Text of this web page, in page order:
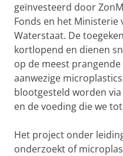
geïnvesteerd door
Fonds en het
Waterstaat. De
kortlopend en dienen
op de meest
aanwezige
blootgesteld worden
en de voeding die we
Het project onder
onderzoekt of